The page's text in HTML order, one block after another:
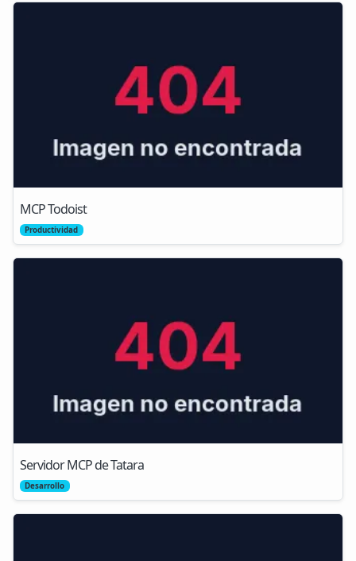
MCP Todoist
Productividad
Servidor MCP de Tatara
Desarrollo